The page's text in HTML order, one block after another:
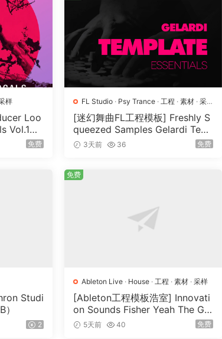
样
Loo
Vol.1
）免费
FL Studio · Psy Trance ·工程 ·素材 ·采
样
[迷幻舞曲FL工程模板] Freshly S
queezed Samples Gelardi Tem
plate Essentials Vol.1（54.7M
3天前 36 免费
Studi
2
Ableton Live · House ·工程 ·素材 ·采样
[Ableton工程模板浩室] Innovati
on Sounds Fisher Yeah The Gir
ls (Rmv Remake)（135.25MB）
5天前 40 免费
免费